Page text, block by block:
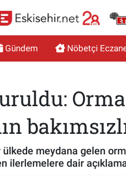
Gündem Nöbetçi
meydana gelen
ilerlemelere dair